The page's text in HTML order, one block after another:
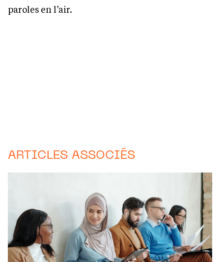
paroles en l’air.
ARTICLES ASSOCIÉS